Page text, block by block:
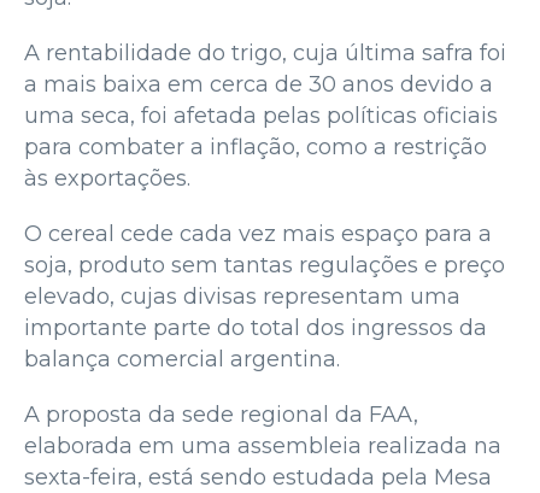
A rentabilidade do trigo, cuja última safra foi
a mais baixa em cerca de 30 anos devido a
uma seca, foi afetada pelas políticas oficiais
para combater a inflação, como a restrição
às exportações.
O cereal cede cada vez mais espaço para a
soja, produto sem tantas regulações e preço
elevado, cujas divisas representam uma
importante parte do total dos ingressos da
balança comercial argentina.
A proposta da sede regional da FAA,
elaborada em uma assembleia realizada na
sexta-feira, está sendo estudada pela Mesa